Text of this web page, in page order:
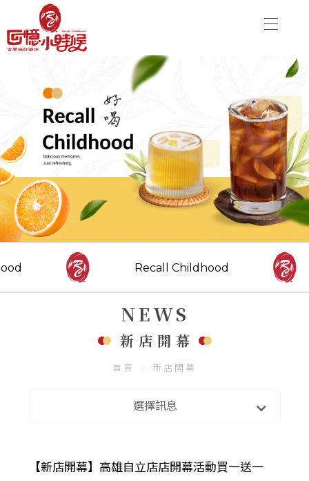
加盟優勢
飲品介紹
分店資訊
最新消息
關於品牌
加盟優勢
分店資訊
最新消息
聯絡我們
CONTACT US
Danny00203@yahoo.com.tw
Recall Childhood
NEWS
新店開幕
首頁 新店開幕
選擇訊息
【新店開幕】高雄自立店店開幕活動買一送一